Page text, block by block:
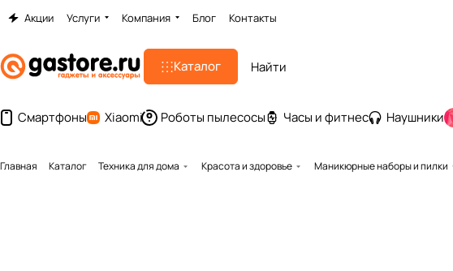
Акции Услуги Компания Блог Контакты
Каталог
Смартфоны Xiaomi Роботы пылесосы Часы и фитнес Наушники
Главная Каталог Техника для дома Красота и здоровье Маникюрные наборы и пилки